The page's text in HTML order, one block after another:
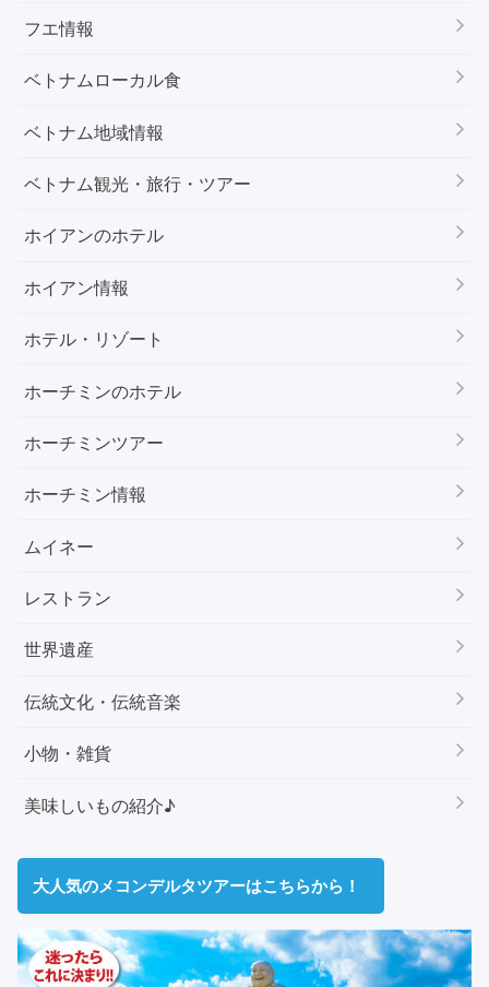
フエ情報
ベトナムローカル食
ベトナム地域情報
ベトナム観光・旅行・ツアー
ホイアンのホテル
ホイアン情報
ホテル・リゾート
ホーチミンのホテル
ホーチミンツアー
ホーチミン情報
ムイネー
レストラン
世界遺産
伝統文化・伝統音楽
小物・雑貨
美味しいもの紹介♪
大人気のメコンデルタツアーはこちらから！